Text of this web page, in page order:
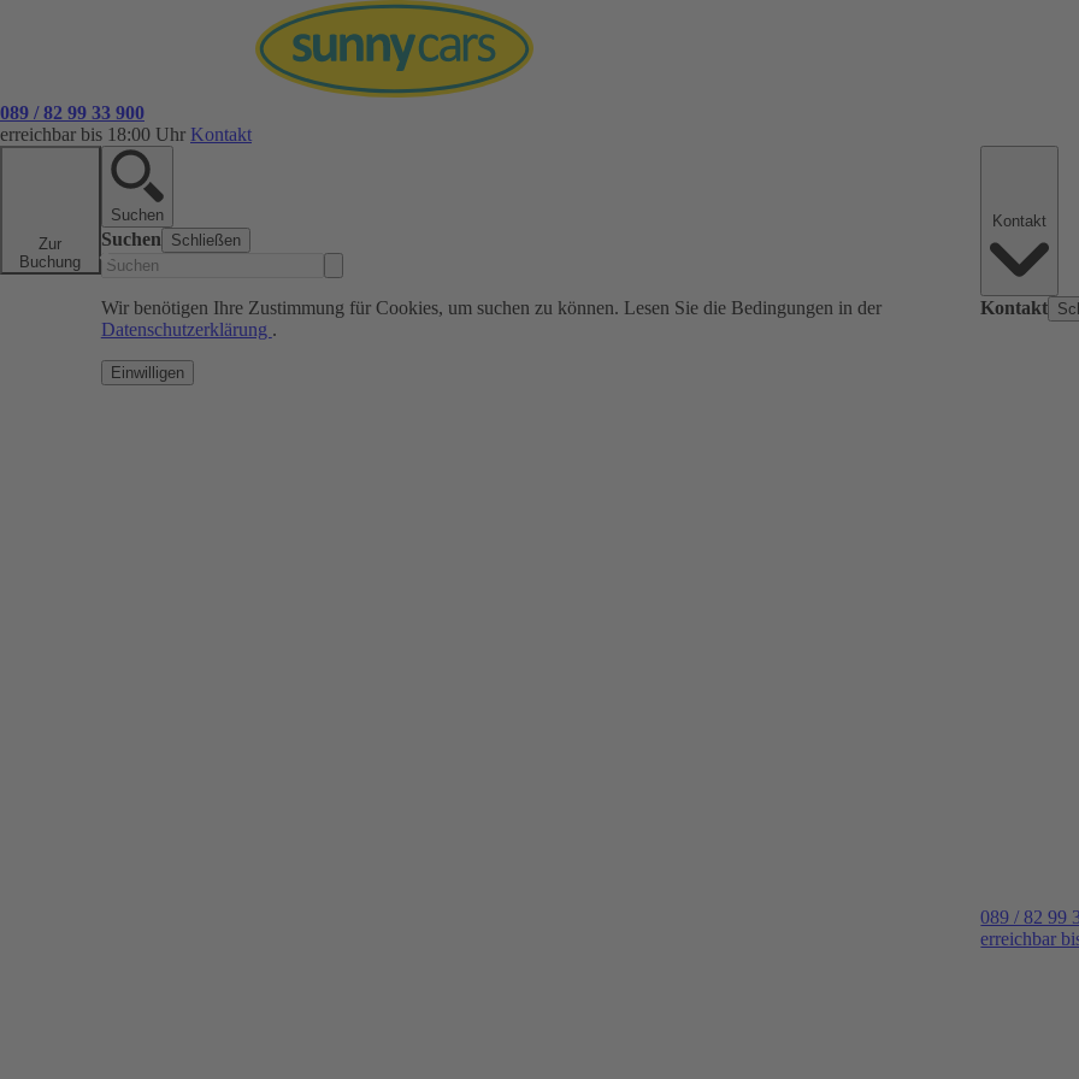
089 / 82 99 33 900
erreichbar bis 18:00 Uhr Kontakt
Zur
Buchung
Suchen
Suchen Schließen
Wir benötigen Ihre Zustimmung für Cookies, um suchen zu können. Lesen Sie die Bedingungen in der
Datenschutzerklärung .
Einwilligen
Kontakt
089 / 82 99
erreichbar